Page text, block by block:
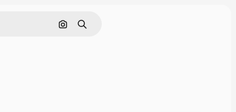
Sök efter bild
Söka